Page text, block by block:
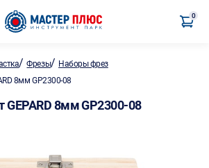
0
/Фрезы/ Наборы фрез
8мм GP2300-08
8мм GP2300-08